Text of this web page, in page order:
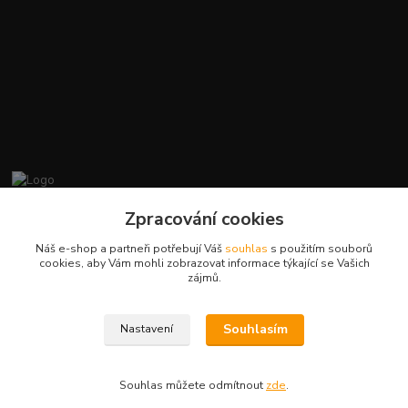
+420412384749
Zpracování cookies
Náš e-shop a partneři potřebují Váš souhlas s použitím souborů
cookies, aby Vám mohli zobrazovat informace týkající se Vašich
zájmů.
Nastavení Souhlasím
Souhlas můžete odmítnout zde.